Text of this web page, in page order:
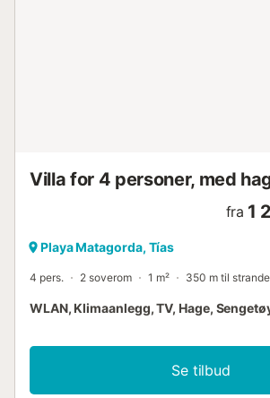
Villa for 4 personer, med
fra 1
Playa Matagorda, Tías
4 pers. 2 soverom 1 m² 350 m til
WLAN, Klimaanlegg, TV, Hage,
Se tilbud